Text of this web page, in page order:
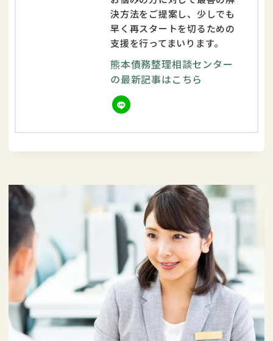
決方法をご提案し、少しでも
早く再スタートを切るための
支援を行ってまいります。
熊本債務整理相談センター
の最新記事はこちら